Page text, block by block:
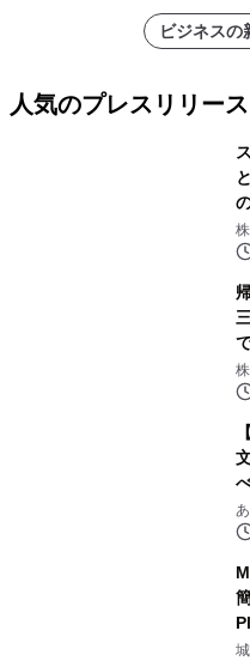
ビジネスの
人気のプレスリリース